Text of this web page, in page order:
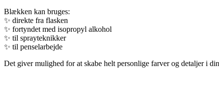
Blækken kan bruges:
✨ direkte fra flasken
✨ fortyndet med isopropyl alkohol
✨ til sprayteknikker
✨ til penselarbejde
Det giver mulighed for at skabe helt personlige farver og detaljer i